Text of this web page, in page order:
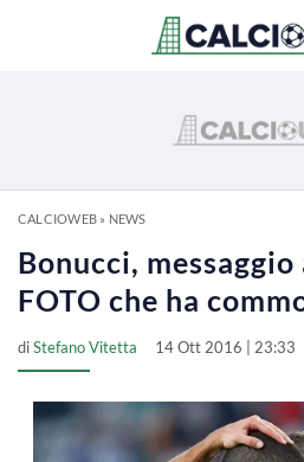
CALCIOWEB» NEWS
Bonucci,
FOTO che ha
diStefano Vitetta 14 Ott 2016 | 23:33